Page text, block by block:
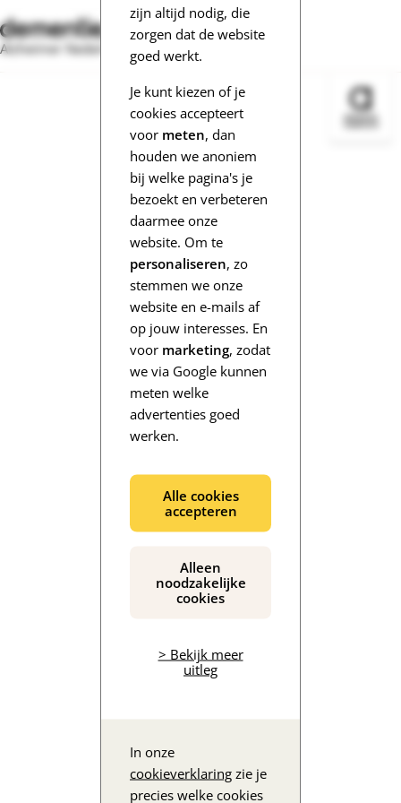
zijn altijd nodig, die
zorgen dat de website
goed werkt.
Je kunt kiezen of je
cookies accepteert
voor meten, dan
houden we anoniem
bij welke pagina's je
bezoekt en verbeteren
daarmee onze
website. Om te
personaliseren, zo
stemmen we onze
website en e-mails af
op jouw interesses. En
voor marketing, zodat
we via Google kunnen
meten welke
advertenties goed
werken.
Alle cookies
accepteren
Alleen
noodzakelijke
cookies
> Bekijk meer
uitleg
In onze
cookieverklaring zie je
precies welke cookies
Alzheimer Nederland
De inhoud wordt geladen...